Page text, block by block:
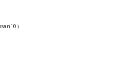
）